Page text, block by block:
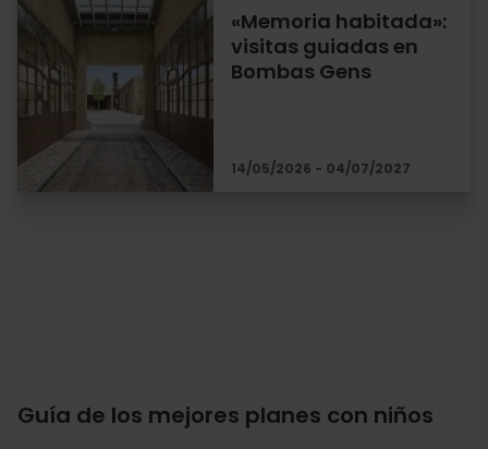
«Memoria habitada»:
visitas guiadas en
Bombas Gens
14/05/2026 - 04/07/2027
Guía de los mejores planes con niños